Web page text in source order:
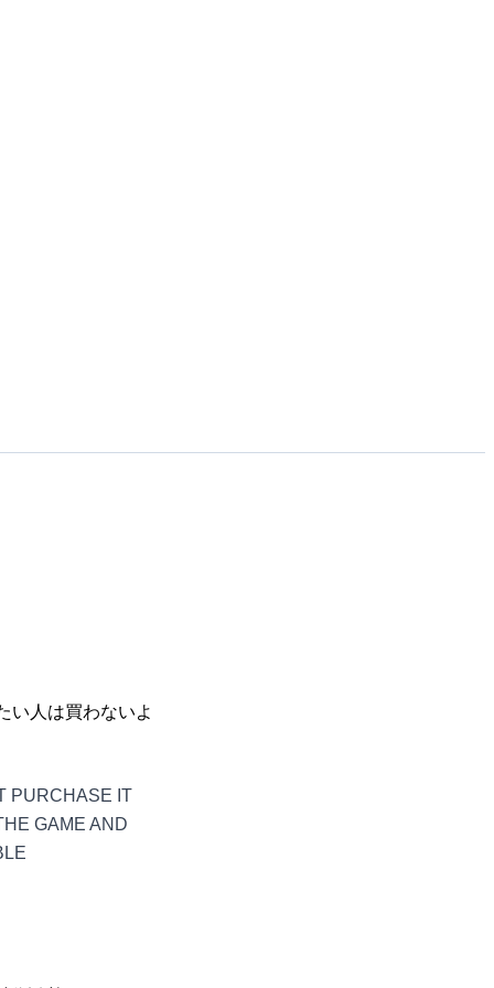
い人は買わないよ
PURCHASE IT
GAME AND